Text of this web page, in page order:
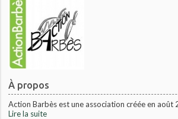
À propos
Action Barbès est une association créée en août
Lire la suite